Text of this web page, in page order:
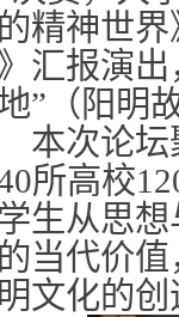
精神世
汇报演
”（阳明
次论坛聚
所高校
生从思
当代价
文化的